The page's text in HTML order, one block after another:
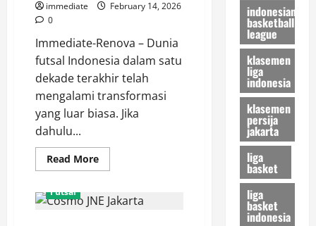
Liga
Futsal
immediate
February 14, 2026
0
Immediate-Renova – Dunia
futsal Indonesia dalam satu
dekade terakhir telah
mengalami transformasi
yang luar biasa. Jika
dahulu...
Read MoreRead
more
Banua,
Representasi
Futsal
indonesian
basketball
league
klasemen
liga
indonesia
klasemen
persija
jakarta
liga
basket
liga
basket
indonesia